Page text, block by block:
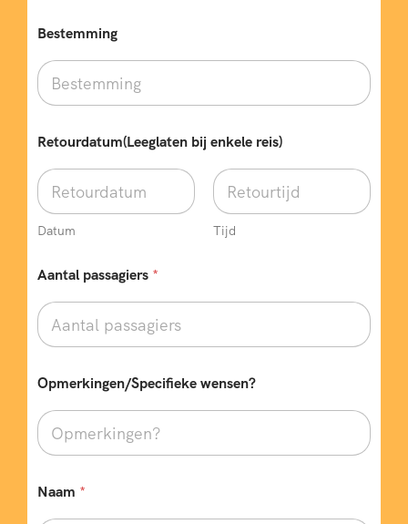
Bestemming
Retourdatum(Leeglaten bij enkele reis)
Datum Tijd
Aantal passagiers *
Opmerkingen/Specifieke wensen?
e
Naam *